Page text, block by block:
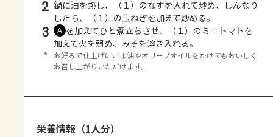
2 鍋に油を熱し、（１）のなすを入れて炒め、しんなり
したら、（１）の玉ねぎを加えて炒める。
3 Ａ を加えてひと煮立ちさせ、（１）のミニトマトを
加えて火を弱め、みそを溶き入れる。
＊
お好みで仕上げにごま油やオリーブオイルをかけてもおいしく
お召し上がりいただけます。
栄養情報（1人分）